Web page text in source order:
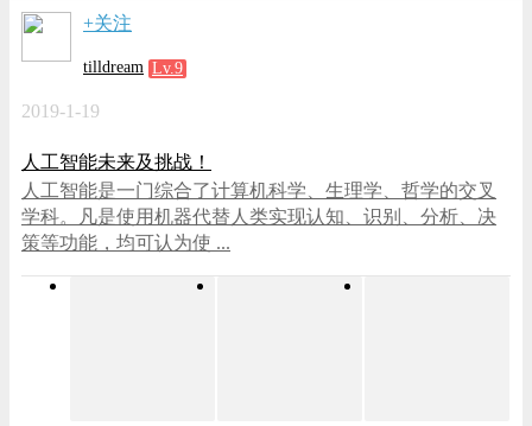
+关注
tilldream Lv.9
2019-1-19
人工智能未来及挑战！
人工智能是一门综合了计算机科学、生理学、哲学的交叉
学科。凡是使用机器代替人类实现认知、识别、分析、决
策等功能，均可认为使 ...